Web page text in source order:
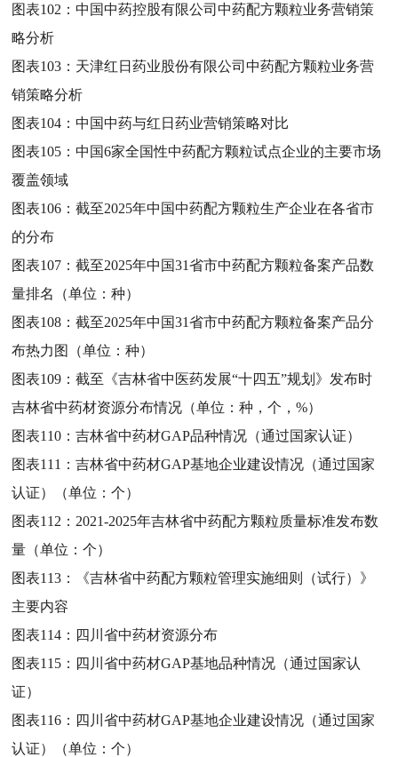
图表102：中国中药控股有限公司中药配方颗粒业务营销策
略分析
图表103： 天津红日药业股份有限公司中药配方颗粒业务营
销策略分析
图表104：中国中药与红日药业营销策略对比
图表105：中国6家全国性中药配方颗粒试点企业的主要市场
覆盖领域
图表106：截至2025年中国中药配方颗粒生产企业在各省市
的分布
图表107：截至2025年中国31省市中药配方颗粒备案产品数
量排名（单位：种）
图表108：截至2025年中国31省市中药配方颗粒备案产品分
布热力图（单位：种）
图表109：截至《吉林省中医药发展“十四五”规划》发布时
吉林省中药材资源分布情况（单位：种，个，%）
图表110：吉林省中药材GAP品种情况（通过国家认证）
图表111：吉林省中药材GAP基地企业建设情况（通过国家
认证）（单位：个）
图表112： 2021-2025年吉林省中药配方颗粒质量标准发布数
量（单位：个）
图表113：
《吉林省中药配方颗粒管理实施细则（试行）》
主要内容
图表114： 四川省中药材资源分布
图表115： 四川省中药材GAP基地品种情况（通过国家认
证）
图表116： 四川省中药材GAP基地企业建设情况（通过国家
认证）（单位：个）